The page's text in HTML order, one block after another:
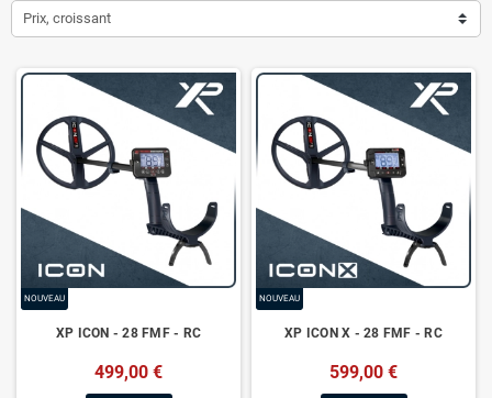
Prix, croissant
NOUVEAU
XP ICON - 28 FMF - RC
499,00 €
NOUVEAU
XP ICON X - 28 FMF - RC
599,00 €